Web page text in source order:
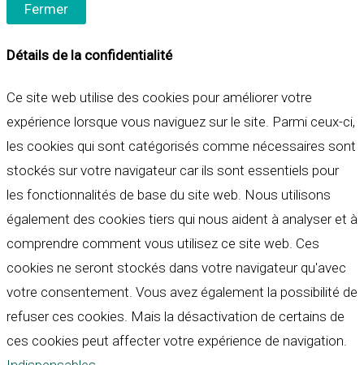
Fermer
Détails de la confidentialité
Ce site web utilise des cookies pour améliorer votre
expérience lorsque vous naviguez sur le site. Parmi ceux-ci,
les cookies qui sont catégorisés comme nécessaires sont
stockés sur votre navigateur car ils sont essentiels pour
les fonctionnalités de base du site web. Nous utilisons
également des cookies tiers qui nous aident à analyser et à
comprendre comment vous utilisez ce site web. Ces
cookies ne seront stockés dans votre navigateur qu'avec
votre consentement. Vous avez également la possibilité de
refuser ces cookies. Mais la désactivation de certains de
ces cookies peut affecter votre expérience de navigation.